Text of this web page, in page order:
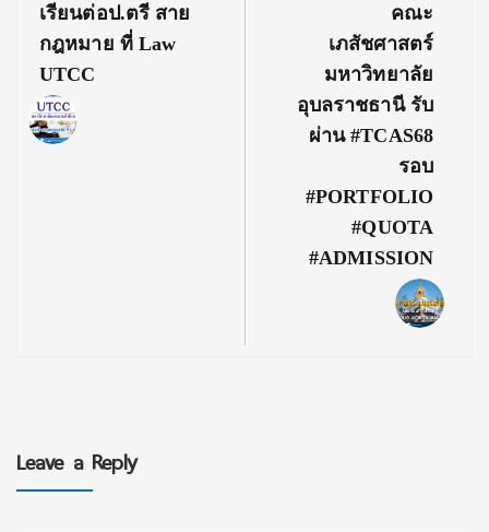
Previous
Post:
เรียนต่อป.ตรี สาย
กฎหมาย ที่ Law
UTCC
Next
Post:
คณะ
เภสัชศาสตร์
มหาวิทยาลัย
อุบลราชธานี รับ
ผ่าน #TCAS68
รอบ
#PORTFOLIO
#QUOTA
#ADMISSION
Leave a Reply